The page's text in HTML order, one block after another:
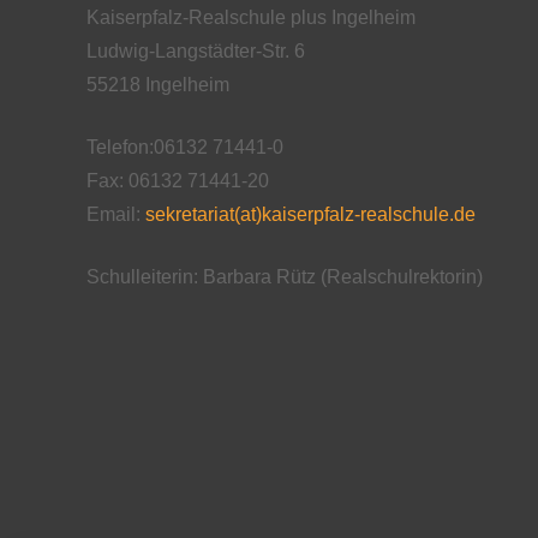
Kaiserpfalz-Realschule plus Ingelheim
Ludwig-Langstädter-Str. 6
55218 Ingelheim
Telefon:06132 71441-0
Fax: 06132 71441-20
Email: sekretariat(at)kaiserpfalz-realschule.de
Schulleiterin: Barbara Rütz (Realschulrektorin)